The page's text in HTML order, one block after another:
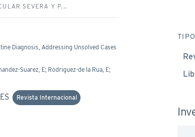
SEVERA Y P...
Diagnosis, Addressing Unsolved Cases
Suarez, E; Rodriguez-de la Rua, E;
Revista Internacional